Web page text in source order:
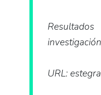
investigación
URL: